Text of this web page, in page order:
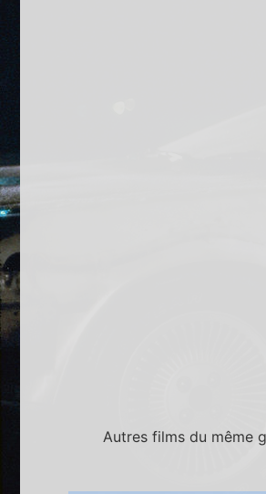
Autres films du même